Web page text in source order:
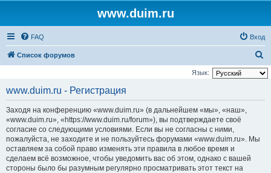
www.duim.ru
FAQ Вход
Список форумов
о
Язык:
www.duim.ru - Регистрация
Заходя на конференцию «www.duim.ru» (в дальнейшем «мы», «наш»,
«www.duim.ru», «https://www.duim.ru/forum»), вы подтверждаете своё
согласие со следующими условиями. Если вы не согласны с ними,
пожалуйста, не заходите и не пользуйтесь форумами «www.duim.ru». Мы
оставляем за собой право изменять эти правила в любое время и
сделаем всё возможное, чтобы уведомить вас об этом, однако с вашей
стороны было бы разумным регулярно просматривать этот текст на